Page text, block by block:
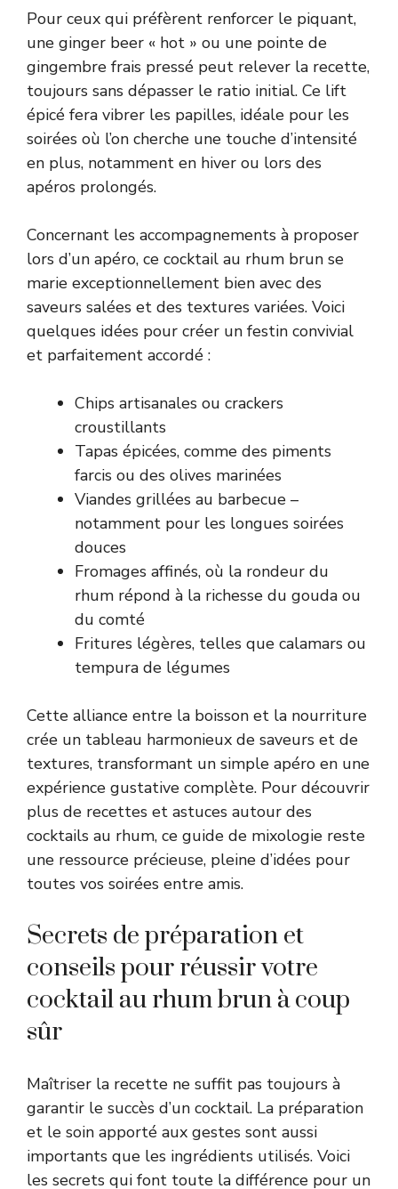
Pour ceux qui préfèrent renforcer le piquant,
une ginger beer « hot » ou une pointe de
gingembre frais pressé peut relever la recette,
toujours sans dépasser le ratio initial. Ce lift
épicé fera vibrer les papilles, idéale pour les
soirées où l’on cherche une touche d’intensité
en plus, notamment en hiver ou lors des
apéros prolongés.
Concernant les accompagnements à proposer
lors d’un apéro, ce cocktail au rhum brun se
marie exceptionnellement bien avec des
saveurs salées et des textures variées. Voici
quelques idées pour créer un festin convivial
et parfaitement accordé :
Chips artisanales ou crackers
croustillants
Tapas épicées, comme des piments
farcis ou des olives marinées
Viandes grillées au barbecue –
notamment pour les longues soirées
douces
Fromages affinés, où la rondeur du
rhum répond à la richesse du gouda ou
du comté
Fritures légères, telles que calamars ou
tempura de légumes
Cette alliance entre la boisson et la nourriture
crée un tableau harmonieux de saveurs et de
textures, transformant un simple apéro en une
expérience gustative complète. Pour découvrir
plus de recettes et astuces autour des
cocktails au rhum, ce guide de mixologie reste
une ressource précieuse, pleine d’idées pour
toutes vos soirées entre amis.
Secrets de préparation et
conseils pour réussir votre
cocktail au rhum brun à coup
sûr
Maîtriser la recette ne suffit pas toujours à
garantir le succès d’un cocktail. La préparation
et le soin apporté aux gestes sont aussi
importants que les ingrédients utilisés. Voici
les secrets qui font toute la différence pour un